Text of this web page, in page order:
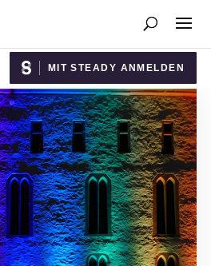
MIT STEADY ANMELDEN